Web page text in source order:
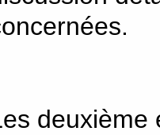
deuxième